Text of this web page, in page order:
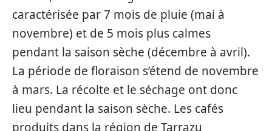
caractérisée par 7 mois de pluie (mai à
novembre) et de 5 mois plus calmes
pendant la saison sèche (décembre à avril).
La période de floraison s’étend de novembre
à mars. La récolte et le séchage ont donc
lieu pendant la saison sèche. Les cafés
produits dans la région de Tarrazu